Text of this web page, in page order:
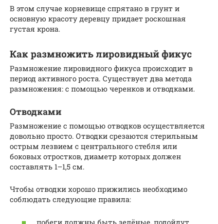
В этом случае корневище спрятано в грунт и
основную красоту деревцу придает роскошная
густая крона.
Как размножить лировидный фикус
Размножение лировидного фикуса происходит в
период активного роста. Существует два метода
размножения: с помощью черенков и отводками.
Отводками
Размножение с помощью отводков осуществляется
довольно просто. Отводки срезаются стерильным
острым лезвием с центрального стебля или
боковых отростков, диаметр которых должен
составлять 1–1,5 см.
Чтобы отводки хорошо прижились необходимо
соблюдать следующие правила:
побеги должны быть зелёные, подойдут